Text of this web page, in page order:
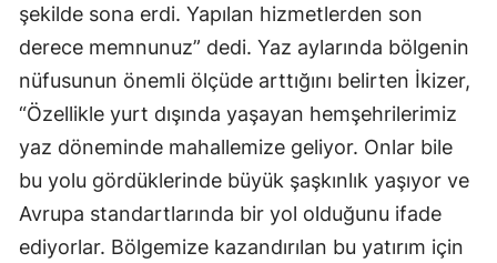
şekilde sona erdi. Yapılan hizmetlerden son
derece memnunuz” dedi. Yaz aylarında bölgenin
nüfusunun önemli ölçüde arttığını belirten İkizer,
“Özellikle yurt dışında yaşayan hemşehrilerimiz
yaz döneminde mahallemize geliyor. Onlar bile
bu yolu gördüklerinde büyük şaşkınlık yaşıyor ve
Avrupa standartlarında bir yol olduğunu ifade
ediyorlar. Bölgemize kazandırılan bu yatırım için